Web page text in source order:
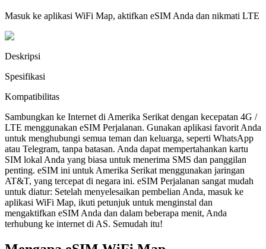
Masuk ke aplikasi WiFi Map, aktifkan eSIM Anda dan nikmati LTE
Deskripsi
Spesifikasi
Kompatibilitas
Sambungkan ke Internet di Amerika Serikat dengan kecepatan 4G /
LTE menggunakan eSIM Perjalanan. Gunakan aplikasi favorit Anda
untuk menghubungi semua teman dan keluarga, seperti WhatsApp
atau Telegram, tanpa batasan. Anda dapat mempertahankan kartu
SIM lokal Anda yang biasa untuk menerima SMS dan panggilan
penting. eSIM ini untuk Amerika Serikat menggunakan jaringan
AT&T, yang tercepat di negara ini. eSIM Perjalanan sangat mudah
untuk diatur: Setelah menyelesaikan pembelian Anda, masuk ke
aplikasi WiFi Map, ikuti petunjuk untuk menginstal dan
mengaktifkan eSIM Anda dan dalam beberapa menit, Anda
terhubung ke internet di AS. Semudah itu!